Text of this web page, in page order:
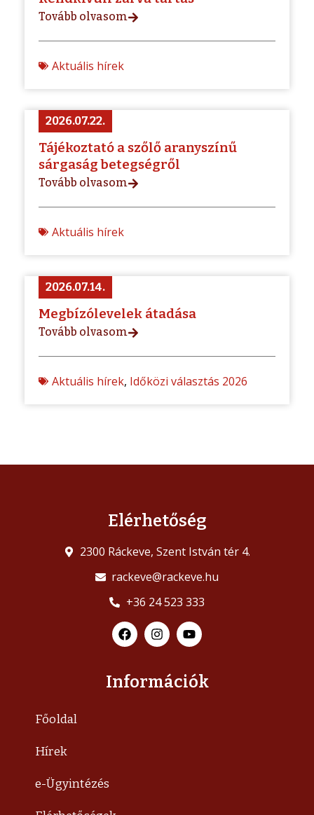
Tovább olvasom
Aktuális hírek
2026.07.22.
Tájékoztató a szőlő aranyszínű
sárgaság betegségről
Tovább olvasom
Aktuális hírek
2026.07.14.
Megbízólevelek átadása
Tovább olvasom
Aktuális hírek, Időközi választás 2026
Információk
Főoldal
Hírek
e-Ügyintézés
Elérhetőség
2300 Ráckeve, Szent István tér 4.
rackeve@rackeve.hu
+36 24 523 333